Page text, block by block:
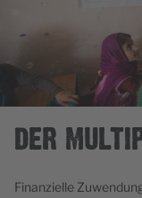
DER
Finanzielle